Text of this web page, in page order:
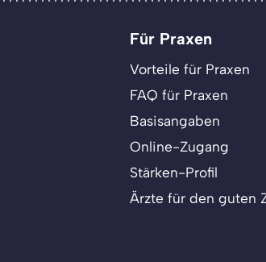
Für Praxen
Vorteile für Praxen
FAQ für Praxen
Basisangaben
Online-Zugang
Stärken-Profil
Ärzte für den guten